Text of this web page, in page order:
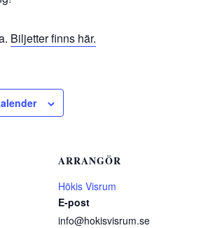
Biljetter finns här.
ARRANGÖR
Hökis Visrum
E-post
info@hokisvisrum.se